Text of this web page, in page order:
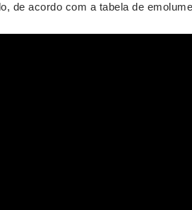
de acordo com a tabela de